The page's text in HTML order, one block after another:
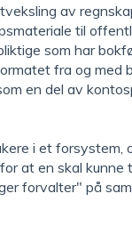
av
til
som har
fra og med
en del av
i et forsystem,
at en skal kunne
forvalter" på